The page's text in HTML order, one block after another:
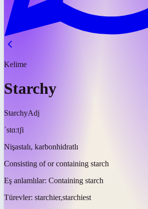
Kelime
Starchy
StarchyAdj
ˈstɑːtʃi
Nişastalı, karbonhidratlı
Consisting of or containing starch
Eş anlamlılar: Containing starch
Türevler: starchier,starchiest